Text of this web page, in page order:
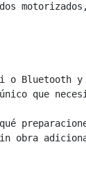
o
que
obra